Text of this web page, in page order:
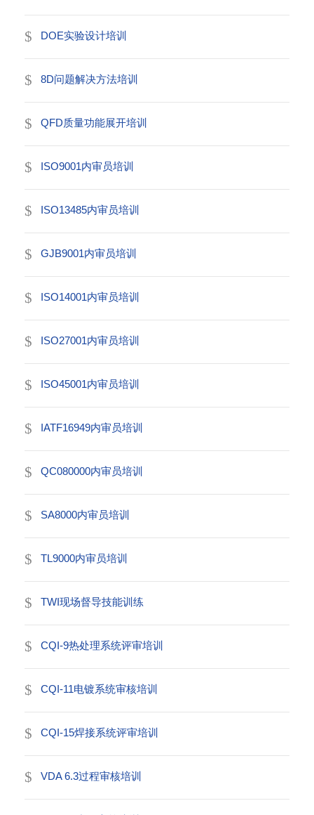
DOE实验设计培训
8D问题解决方法培训
QFD质量功能展开培训
ISO9001内审员培训
ISO13485内审员培训
GJB9001内审员培训
ISO14001内审员培训
ISO27001内审员培训
ISO45001内审员培训
IATF16949内审员培训
QC080000内审员培训
SA8000内审员培训
TL9000内审员培训
TWI现场督导技能训练
CQI-9热处理系统评审培训
CQI-11电镀系统审核培训
CQI-15焊接系统评审培训
VDA 6.3过程审核培训